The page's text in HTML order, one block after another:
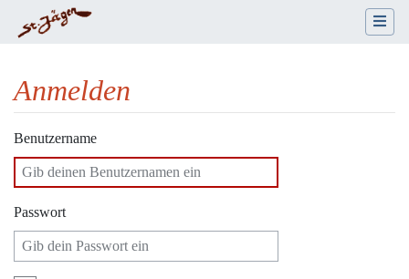
Anmelden
Wechseln zu:Navigation
Benutzername
Passwort